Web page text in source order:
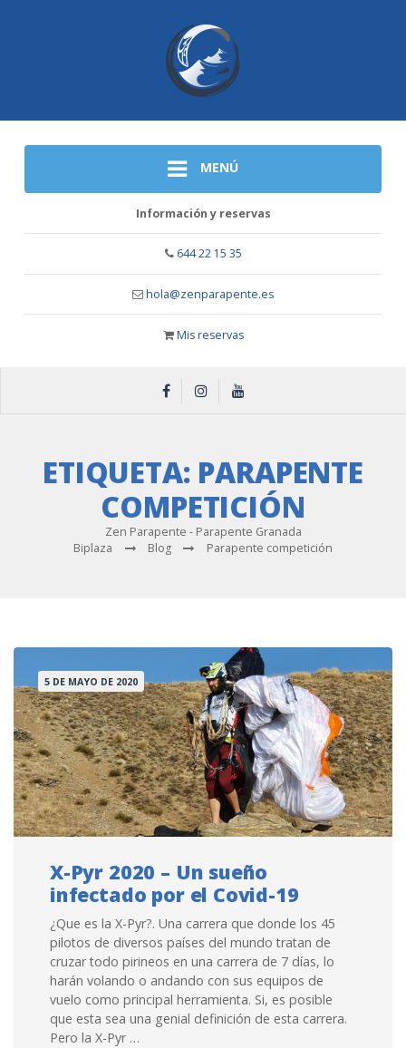
MENÚ
Información y reservas
644 22 15 35
hola@zenparapente.es
Mis reservas
ETIQUETA: PARAPENTE
COMPETICIÓN
Zen Parapente - Parapente Granada
Biplaza
Blog Parapente competición
5 DE MAYO DE 2020
X-Pyr 2020 – Un sueño
infectado por el Covid-19
¿Que es la X-Pyr?. Una carrera que donde los 45
pilotos de diversos países del mundo tratan de
cruzar todo pirineos en una carrera de 7 días, lo
harán volando o andando con sus equipos de
vuelo como principal herramienta. Si, es posible
que esta sea una genial definición de esta carrera.
Pero la X-Pyr …